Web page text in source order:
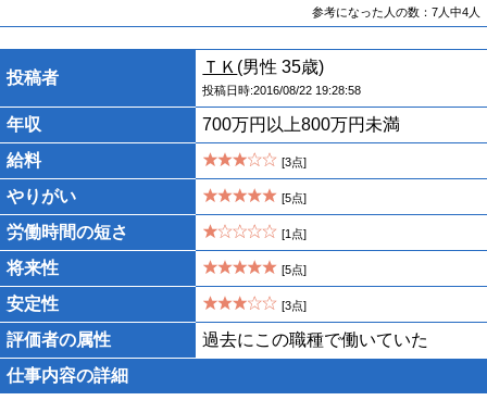
参考になった人の数：7人中4人
投稿者
ＴＫ (男性 35歳)
投稿日時:2016/08/22 19:28:58
年収
700万円以上800万円未満
給料
[3点]
やりがい [5点]
労働時間の短さ [1点]
将来性 [5点]
安定性 [3点]
評価者の属性
過去にこの職種で働いていた
仕事内容の詳細